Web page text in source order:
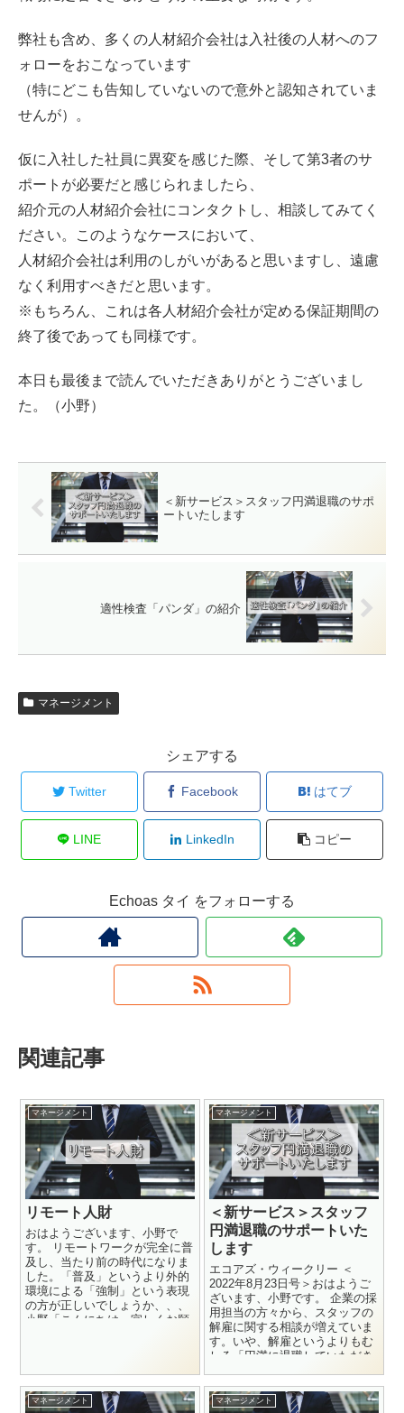
弊社も含め、多くの人材紹介会社は入社後の人材へのフ
ォローをおこなっています
（特にどこも告知していないので意外と認知されていま
せんが）。
仮に入社した社員に異変を感じた際、そして第3者のサ
ポートが必要だと感じられましたら、
紹介元の人材紹介会社にコンタクトし、相談してみてく
ださい。このようなケースにおいて、
人材紹介会社は利用のしがいがあると思いますし、遠慮
なく利用すべきだと思います。
※もちろん、これは各人材紹介会社が定める保証期間の
終了後であっても同様です。
本日も最後まで読んでいただきありがとうございまし
た。（小野）
＜新サービス＞スタッフ円満退職のサポ
ートいたします
適性検査「パンダ」の紹介
マネージメント
シェアする
Twitter Facebook はてブ
LINE LinkedIn コピー
Echoas タイ をフォローする
関連記事
マネージメント
リモート人財
おはようございます、小野で
す。 リモートワークが完全に普
及し、当たり前の時代になりま
した。「普及」というより外的
環境による「強制」という表現
の方が正しいでしょうか、、、
小野「こんにちは、宜しくお願
マネージメント
＜新サービス＞スタッフ
円満退職のサポートいた
します
エコアズ・ウィークリー ＜
2022年8月23日号＞おはようご
ざいます、小野です。 企業の採
用担当の方々から、スタッフの
解雇に関する相談が増えていま
す。いや、解雇というよりもむ
しろ「円満に退職していただき
か？...
マネージメント マネージメント